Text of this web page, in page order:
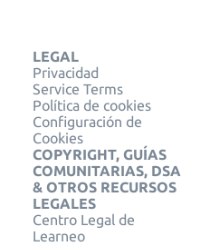
LEGAL
Privacidad
Service Terms
Política de cookies
Configuración de
Cookies
COPYRIGHT, GUÍAS
COMUNITARIAS, DSA
& OTROS RECURSOS
LEGALES
Centro Legal de
Learneo